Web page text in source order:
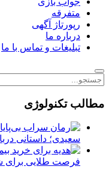
متفرقه
رپورتاژ آگهی
درباره ما
تبلیغات و تماس با ما
مطالب تکنولوژی
سعیدی؛ داستانی
فرصت طلایی برای